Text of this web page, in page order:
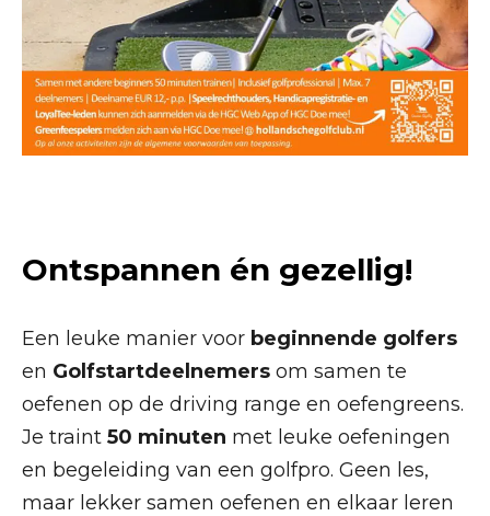
Ontspannen én gezellig!
Een leuke manier voor beginnende golfers
en Golfstartdeelnemers om samen te
oefenen op de driving range en oefengreens.
Je traint 50 minuten met leuke oefeningen
en begeleiding van een golfpro. Geen les,
maar lekker samen oefenen en elkaar leren